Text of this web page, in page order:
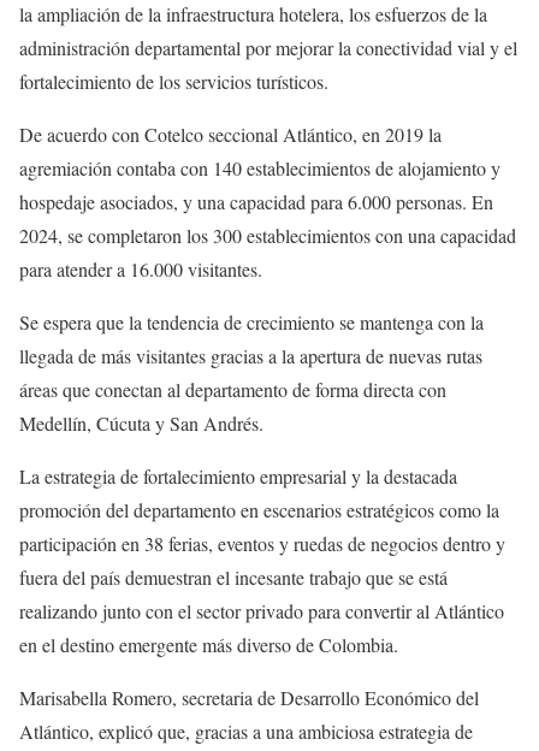
la ampliación de la infraestructura hotelera, los esfuerzos de la
administración departamental por mejorar la conectividad vial y el
fortalecimiento de los servicios turísticos.
De acuerdo con Cotelco seccional Atlántico, en 2019 la
agremiación contaba con 140 establecimientos de alojamiento y
hospedaje asociados, y una capacidad para 6.000 personas. En
2024, se completaron los 300 establecimientos con una capacidad
para atender a 16.000 visitantes.
Se espera que la tendencia de crecimiento se mantenga con la
llegada de más visitantes gracias a la apertura de nuevas rutas
áreas que conectan al departamento de forma directa con
Medellín, Cúcuta y San Andrés.
La estrategia de fortalecimiento empresarial y la destacada
promoción del departamento en escenarios estratégicos como la
participación en 38 ferias, eventos y ruedas de negocios dentro y
fuera del país demuestran el incesante trabajo que se está
realizando junto con el sector privado para convertir al Atlántico
en el destino emergente más diverso de Colombia.
Marisabella Romero, secretaria de Desarrollo Económico del
Atlántico, explicó que, gracias a una ambiciosa estrategia de